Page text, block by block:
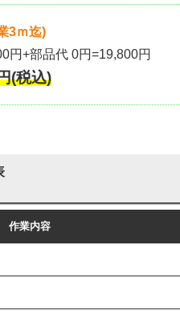
3ｍ迄)
円+部品代 0円=19,800円
(税込)
作業内容